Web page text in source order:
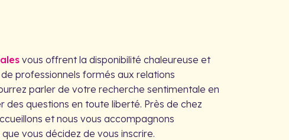
vous offrent la disponibilité chaleureuse et
professionnels formés aux relations
parler de votre recherche sentimentale en
des questions en toute liberté. Près de chez
et nous vous accompagnons
vous décidez de vous inscrire.